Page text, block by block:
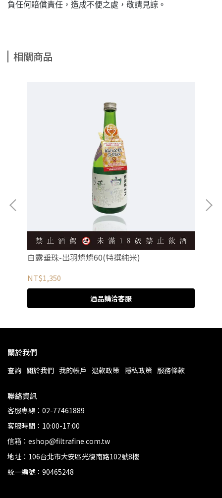
負任何賠償責任，造成不便之處，敬請見諒。
相關商品
白露垂珠-出羽燦燦60(特撰純米)
NT$1,350
酒品請洽客服
關於我們
查詢 關於我們 我的帳戶 退款政策 隱私政策 服務條款
聯絡資訊
客服專線：02-77461889
客服時間：10:00-17:00
信箱：eshop@filtrafine.com.tw
地址：106台北市大安區光復南路102號8樓
統一編號：90465248